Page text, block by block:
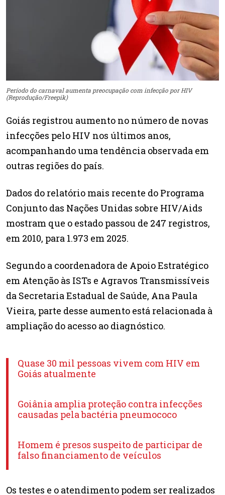
Período do carnaval aumenta preocupação com infecção por HIV
(Reprodução/Freepik)
Goiás registrou aumento no número de novas
infecções pelo HIV nos últimos anos,
acompanhando uma tendência observada em
outras regiões do país.
Dados do relatório mais recente do Programa
Conjunto das Nações Unidas sobre HIV/Aids
mostram que o estado passou de 247 registros,
em 2010, para 1.973 em 2025.
Segundo a coordenadora de Apoio Estratégico
em Atenção às ISTs e Agravos Transmissíveis
da Secretaria Estadual de Saúde, Ana Paula
Vieira, parte desse aumento está relacionada à
ampliação do acesso ao diagnóstico.
Quase 30 mil pessoas vivem com HIV em
Goiás atualmente
Goiânia amplia proteção contra infecções
causadas pela bactéria pneumococo
Homem é presos suspeito de participar de
falso financiamento de veículos
Os testes e o atendimento podem ser realizados